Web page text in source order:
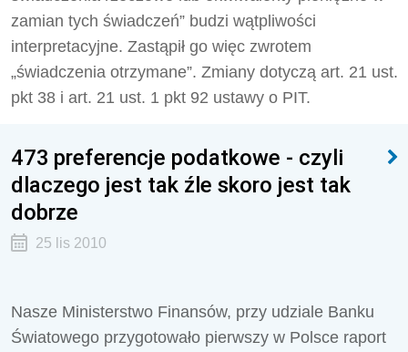
zamian tych świadczeń” budzi wątpliwości
interpretacyjne. Zastąpił go więc zwrotem
„świadczenia otrzymane”. Zmiany dotyczą art. 21 ust.
pkt 38 i art. 21 ust. 1 pkt 92 ustawy o PIT.
473 preferencje podatkowe - czyli
dlaczego jest tak źle skoro jest tak
dobrze
25 lis 2010
Nasze Ministerstwo Finansów, przy udziale Banku
Światowego przygotowało pierwszy w Polsce raport